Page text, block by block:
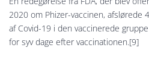
2020 om Phizer-vaccinen,
af Covid-19 i den vaccinerede
for syv dage efter vaccinationen.[9]